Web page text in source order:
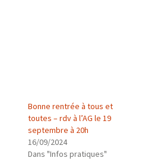
Bonne rentrée à tous et
toutes – rdv à l’AG le 19
septembre à 20h
16/09/2024
Dans "Infos pratiques"